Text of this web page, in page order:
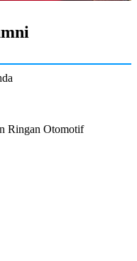
Ringan Otomotif